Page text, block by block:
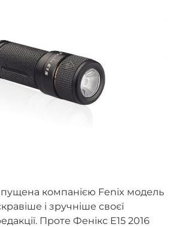
компанією Fenix модель
і зручніше своєї
Проте Фенікс E15 2016